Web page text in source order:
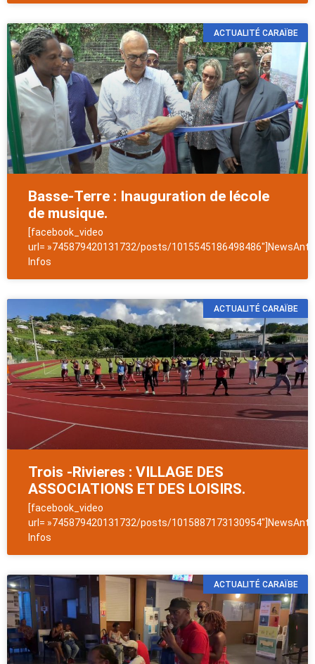
ACTUALITÉ CARAÏBE
Basse-Terre : Inauguration de lécole
de musique.
[facebook_video
url= »745879420131732/posts/
Infos
ACTUALITÉ CARAÏBE
Trois -Rivieres : VILLAGE DES
ASSOCIATIONS ET DES LOISIRS.
[facebook_video
url= »745879420131732/posts/
Infos
ACTUALITÉ CARAÏBE